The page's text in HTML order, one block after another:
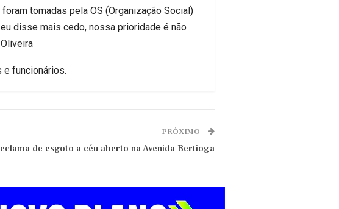
tomadas pela OS (Organização Social)
disse mais cedo, nossa prioridade é não
e funcionários.
PRÓXIMO
de esgoto a céu aberto na Avenida Bertioga